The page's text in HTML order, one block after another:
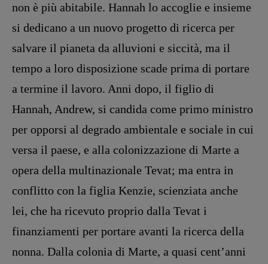
Opera prima
DOSSIER
12 dicembre
Blade Runner 40
Editoria
Intelligenza Artificiale
Maestri sommersi
Pasolini 1922-2022
Psichedelia
Scienza
Stranimondi
Tornare a Ballard
Valerio Evangelisti
Vampirismi
non è più abitabile. Hannah lo accoglie e insieme
si dedicano a un nuovo pro­getto di ricerca per
salvare il pianeta da alluvioni e siccità, ma il
tempo a loro disposizione scade prima di portare
a termine il lavoro. Anni dopo, il figlio di
Hannah, Andrew, si candida come pri­mo ministro
per opporsi al degrado am­bientale e sociale in cui
versa il paese, e alla colonizzazione di Marte a
opera della multinazionale Tevat; ma entra in
conflitto con la figlia Kenzie, scienziata anche
lei, che ha ricevuto proprio dalla Tevat i
finanziamenti per portare avanti la ricerca della
nonna. Dalla colonia di Marte, a quasi cent’anni